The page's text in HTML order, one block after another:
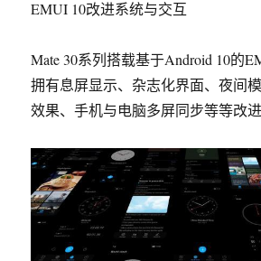
EMUI 10改进系统与交互
Mate 30系列搭载基于Android 10的
拥有息屏显示、杂志化界面、夜间
效果、手机与电脑多屏同步等等改进